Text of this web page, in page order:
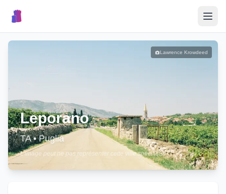
📝Publier un Événement
🇮🇹
Leporano
TA•Puglia
L'image peut ne pas représenter cette ville spécifique
Lawrence Krowdeed